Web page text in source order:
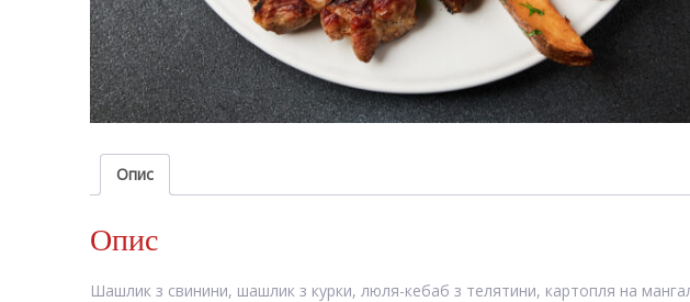
Опис
Опис
Шашлик з свинини, шашлик з курки, люля-кебаб з телятини, картопля на